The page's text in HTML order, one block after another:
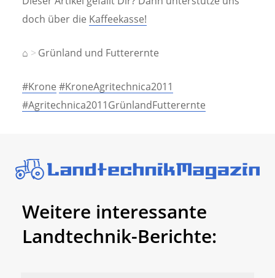
doch über die Kaffeekasse!
⌂ Grünland und Futterernte
#Krone #KroneAgritechnica2011
#Agritechnica2011GrünlandFutterernte
Weitere interessante
Landtechnik-Berichte: